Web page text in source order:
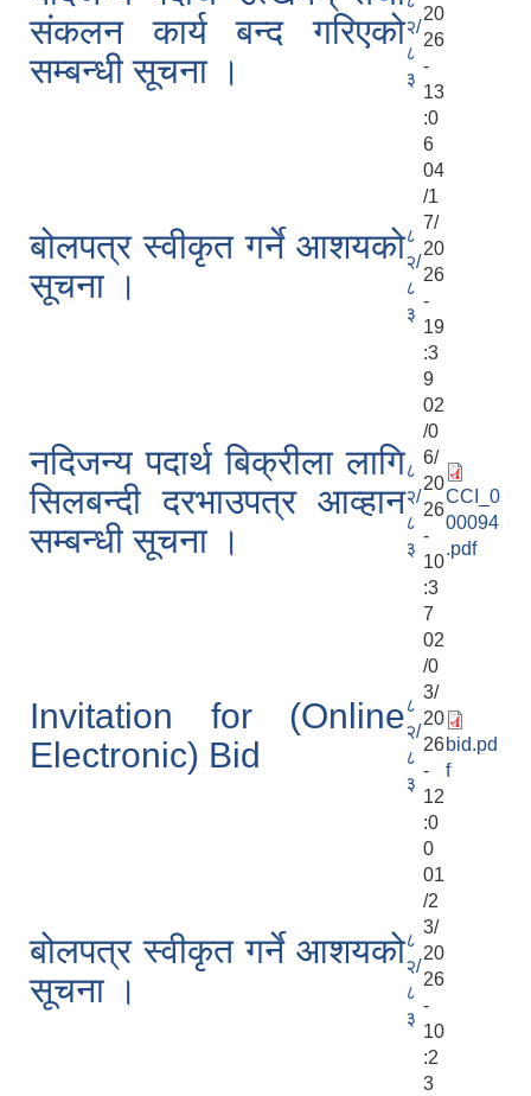
संकलन कार्य बन्द गरिएको
सम्बन्धी सूचना ।
२/
८
३
20
26
-
13
:0
6
बोलपत्र स्वीकृत गर्ने आशयको
सूचना ।
८
२/
८
३
04
/1
7/
20
26
-
19
:3
9
नदिजन्य पदार्थ बिक्रीला लागि
सिलबन्दी दरभाउपत्र आव्हान
सम्बन्धी सूचना ।
८
२/
८
३
02
/0
6/
20
26
-
10
:3
7
CCI_0
00094
.pdf
Invitation for (Online
Electronic) Bid
८
२/
८
३
02
/0
3/
20
26
-
12
:0
0
bid.pd
f
बोलपत्र स्वीकृत गर्ने आशयको
सूचना ।
८
२/
८
३
01
/2
3/
20
26
-
10
:2
3